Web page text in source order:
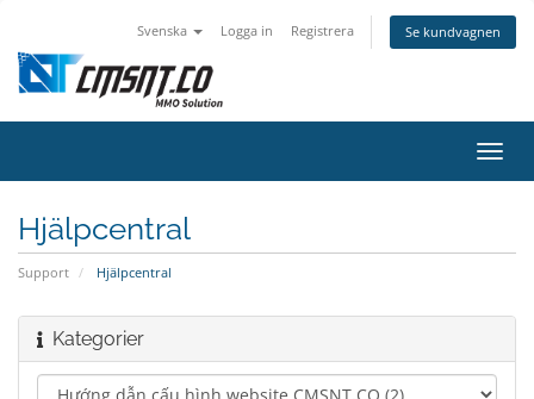
Svenska Logga in Registrera Se kundvagnen
Växla
Hjälpcentral
Support Hjälpcentral
Kategorier